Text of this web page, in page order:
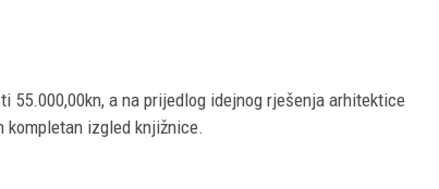
55.000,00kn, a na prijedlog idejnog rješenja arhitektice
kompletan izgled knjižnice.